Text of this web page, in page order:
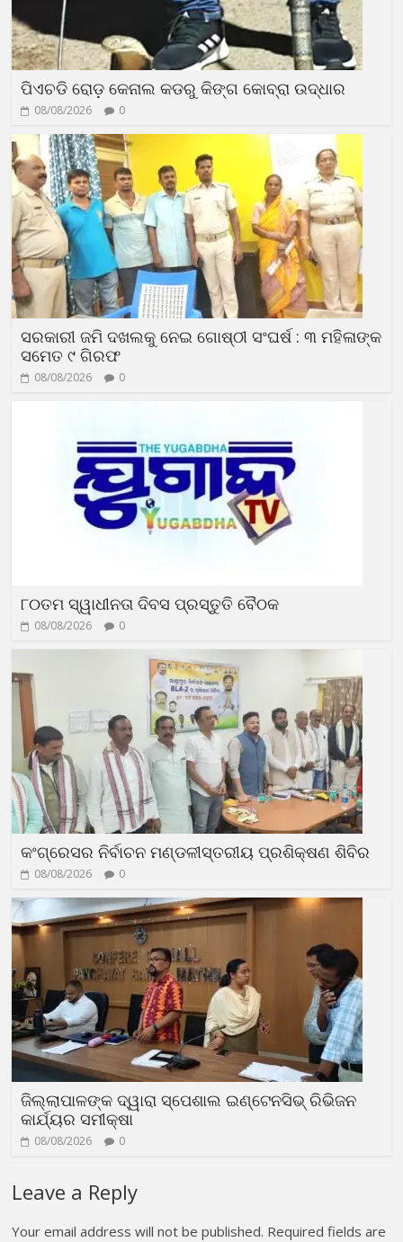
ପିଏଚଡି ରୋଡ଼ କେନାଲ କଡରୁ କିଙ୍ଗ କୋବ୍ରା ଉଦ୍ଧାର
08/08/2026 0
ସରକାରୀ ଜମି ଦଖଲକୁ ନେଇ ଗୋଷ୍ଠୀ ସଂଘର୍ଷ : ୩ ମହିଳାଙ୍କ
ସମେତ ୯ ଗିରଫ
08/08/2026 0
୮୦ତମ ସ୍ୱାଧୀନତା ଦିବସ ପ୍ରସ୍ତୁତି ବୈଠକ
08/08/2026 0
କଂଗ୍ରେସର ନିର୍ବାଚନ ମଣ୍ଡଳୀସ୍ତରୀୟ ପ୍ରଶିକ୍ଷଣ ଶିବିର
08/08/2026 0
ଜିଲ୍ଲାପାଳଙ୍କ ଦ୍ୱାରା ସ୍ପେଶାଲ ଇଣ୍ଟେନସିଭ୍ ରିଭିଜନ
କାର୍ଯ୍ୟର ସମୀକ୍ଷା
08/08/2026 0
Leave a Reply
Your email address will not be published. Required fields are